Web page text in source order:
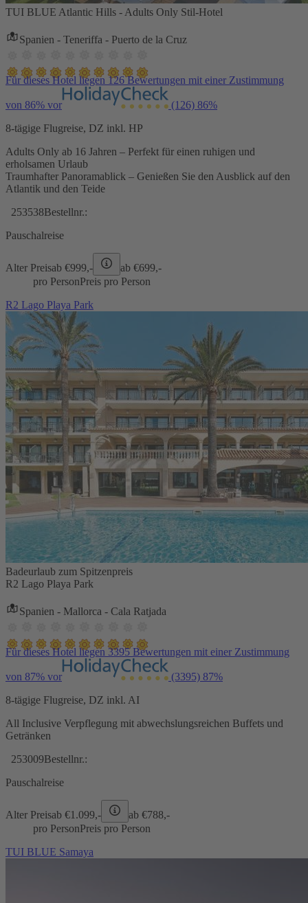
TUI BLUE Atlantic Hills - Adults Only Stil-Hotel
Spanien - Teneriffa - Puerto de la Cruz
Für dieses Hotel liegen 126 Bewertungen mit einer Zustimmung
von 86% vor (126) 86%
8-tägige Flugreise, DZ inkl. HP
Adults Only ab 16 Jahren – Perfekt für einen ruhigen und
erholsamen Urlaub
Traumhafter Panoramablick – Genießen Sie den Ausblick auf den
Atlantik und den Teide
253538Bestellnr.:
Pauschalreise
Alter Preisab €999,- ab €699,-
pro PersonPreis pro Person
R2 Lago Playa Park
Badeurlaub zum Spitzenpreis
R2 Lago Playa Park
Spanien - Mallorca - Cala Ratjada
Für dieses Hotel liegen 3395 Bewertungen mit einer Zustimmung
von 87% vor (3395) 87%
8-tägige Flugreise, DZ inkl. AI
All Inclusive Verpflegung mit abwechslungsreichen Buffets und
Getränken
253009Bestellnr.:
Pauschalreise
Alter Preisab €1.099,- ab €788,-
pro PersonPreis pro Person
TUI BLUE Samaya